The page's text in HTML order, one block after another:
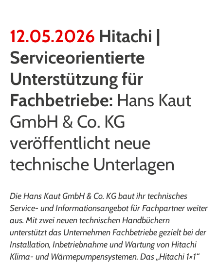
12.05.2026 Hitachi |
Serviceorientierte
Unterstützung für
Fachbetriebe: Hans Kaut
GmbH & Co. KG
veröffentlicht neue
technische Unterlagen
Die Hans Kaut GmbH & Co. KG baut ihr technisches
Service- und Informationsangebot für Fachpartner weiter
aus. Mit zwei neuen technischen Handbüchern
unterstützt das Unternehmen Fachbetriebe gezielt bei der
Installation, Inbetriebnahme und Wartung von Hitachi
Klima- und Wärmepumpensystemen. Das „Hitachi 1×1“